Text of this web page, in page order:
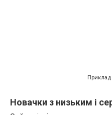
Приклад
Новачки з низьким і